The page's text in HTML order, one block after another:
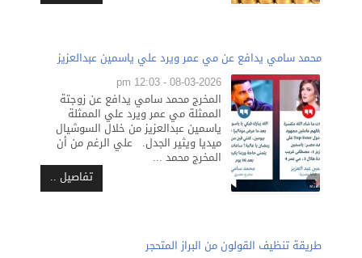
محمد سامي يدافع عن مي عمر ويرد علي ياسمين عبدالعزيز
08-03-2026 - 12:03 pm
المخرج محمد سامي يدافع عن زوجتة
الممثلة مي عمر ويرد علي الممثلة
ياسمين عبدالعزيز من خلال السوشيال
ميديا ويثير الجدل. علي الرغم من أن
المخرج محمد ...
تفاصيل ..
طريقة تنظيف القولون من البراز المتحجر